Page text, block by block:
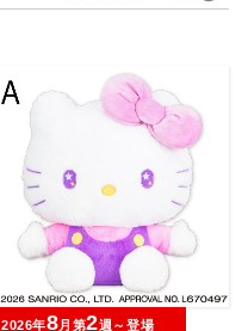
2026年8月第2週～登場